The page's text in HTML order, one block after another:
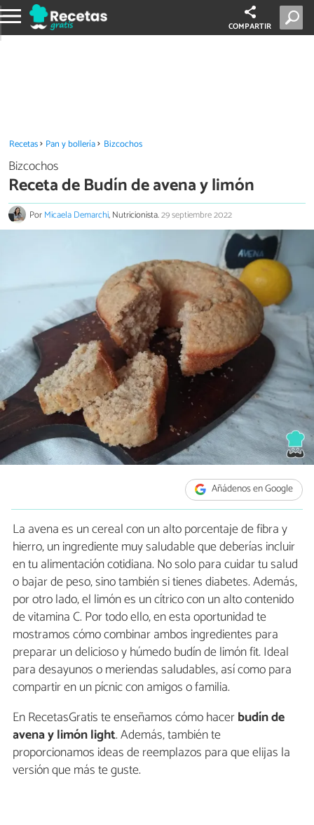
COMPARTIR
Recetas Pan y bollería Bizcochos
Bizcochos
Receta de Budín de avena y limón
PorMicaela Demarchi, Nutricionista.29 septiembre 2022
Añádenos en Google
La avena es un cereal con un alto porcentaje de fibra y
hierro, un ingrediente muy saludable que deberías incluir
en tu alimentación cotidiana. No solo para cuidar tu salud
o bajar de peso, sino también si tienes diabetes. Además,
por otro lado, el limón es un cítrico con un alto contenido
de vitamina C. Por todo ello, en esta oportunidad te
mostramos cómo combinar ambos ingredientes para
preparar un delicioso y húmedo budín de limón fit. Ideal
para desayunos o meriendas saludables, así como para
compartir en un pícnic con amigos o familia.
En RecetasGratis te enseñamos cómo hacerbudín de
avena y limón light. Además, también te
proporcionamos ideas de reemplazos para que elijas la
versión que más te guste.